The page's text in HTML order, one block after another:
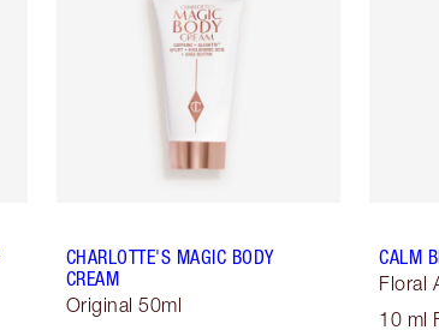
CHARLOTTE'S MAGIC BODY
CREAM
Original 50ml
CALM
Floral
10 ml